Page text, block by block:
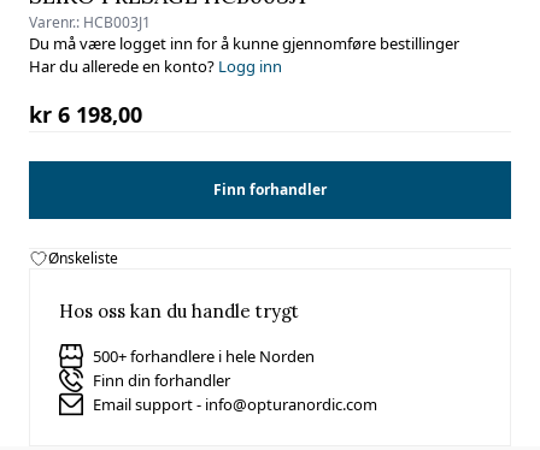
Varenr.: HCB003J1
Du må være logget inn for å kunne gjennomføre bestillinger
Har du allerede en konto? Logg inn
kr 6 198,00
Finn forhandler
Ønskeliste
Hos oss kan du handle trygt
500+ forhandlere i hele Norden
Finn din forhandler
Email support - info@opturanordic.com